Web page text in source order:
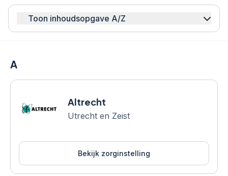
Toon inhoudsopgave A/Z
A
Altrecht
Utrecht en Zeist
Bekijk zorginstelling